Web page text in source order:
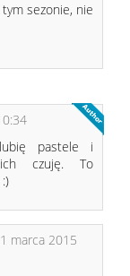
sezonie, nie
pastele i
czuję. To
marca 2015